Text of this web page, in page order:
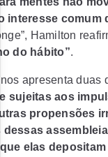
interesse comum
Hamilton
do hábito”.
apresenta duas
sujeitas aos
propensões
dessas
elas